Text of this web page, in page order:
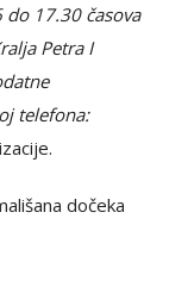
17.30 časova
Petra I
telefona:
dočeka